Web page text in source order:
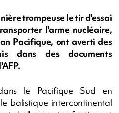
trompeuse le tir d'essai
l'arme nucléaire,
Pacifique, ont averti des
dans des documents
le Pacifique Sud en
balistique intercontinental